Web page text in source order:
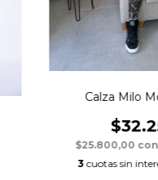
Calza Milo
$25.800,00 con
3 cuotas sin